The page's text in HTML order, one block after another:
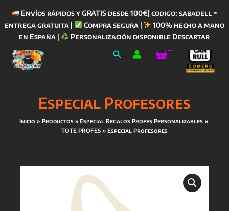
Envíos rápidos y GRATIS desde 100€| codigo: sabadell =
entrega gratuita |
Compra segura |
100% hecho a mano
en España |
Personalización disponible Descartar
contenido
Buscar
Especial Profesores
Inicio Productos
Especial Regalos Profes Personalizables
TOTE PROFES
Especial Profesores